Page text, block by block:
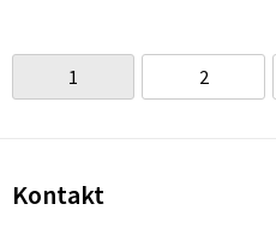
1 2
Kontakt